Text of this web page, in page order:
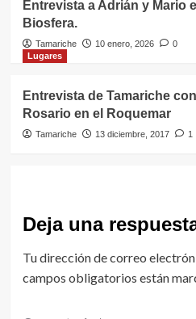
Entrevista a Adrián y Mario
Biosfera.
Tamariche 10 enero, 2026
0
Lugares
Entrevista de Tamariche
Rosario en el Roquemar
Tamariche 13 diciembre, 2017 1
Deja una
Tu dirección de correo
campos obligatorios están